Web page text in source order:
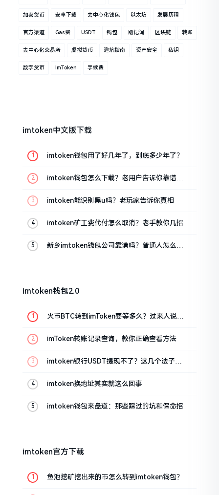
加密货币 安卓下载 去中心化钱包 以太坊 发展历程
官方渠道 Gas费 USDT 钱包 助记词 区块链 转账
去中心化交易所 虚拟货币 避坑指南 资产安全 私钥
数字货币 ImToken 手续费
imtoken中文版下载
imtoken钱包用了好几年了，到底多少年了？
imtoken钱包怎么下载？老用户告诉你靠谱渠
imtoken能识别黑u吗？老玩家告诉你真相
imtoken矿工费代付怎么取消？老手教你几招
新乡imtoken钱包公司靠谱吗？普通人怎么避
imtoken钱包2.0
火币BTC转到imToken要等多久？过来人说说
imToken转账记录查询，教你正确查看方法
imtoken银行USDT提现不了？这几个法子能
imtoken换地址其实就这么回事
imtoken钱包来盘道：那些踩过的坑和保命招
imtoken官方下载
鱼池挖矿挖出来的币怎么转到imtoken钱包？